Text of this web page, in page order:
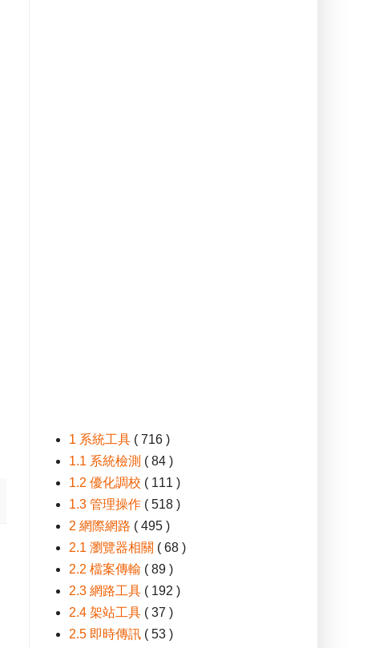
1 系統工具 ( 716 )
1.1 系統檢測 ( 84 )
1.2 優化調校 ( 111 )
1.3 管理操作 ( 518 )
2 網際網路 ( 495 )
2.1 瀏覽器相關 ( 68 )
2.2 檔案傳輸 ( 89 )
2.3 網路工具 ( 192 )
2.4 架站工具 ( 37 )
2.5 即時傳訊 ( 53 )